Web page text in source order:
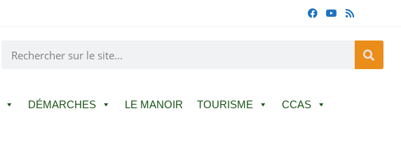
DÉMARCHES LE MANOIR TOURISME CCAS